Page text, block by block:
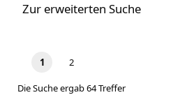
Zur erweiterten Suche
1 2
Die Suche ergab 64 Treffer